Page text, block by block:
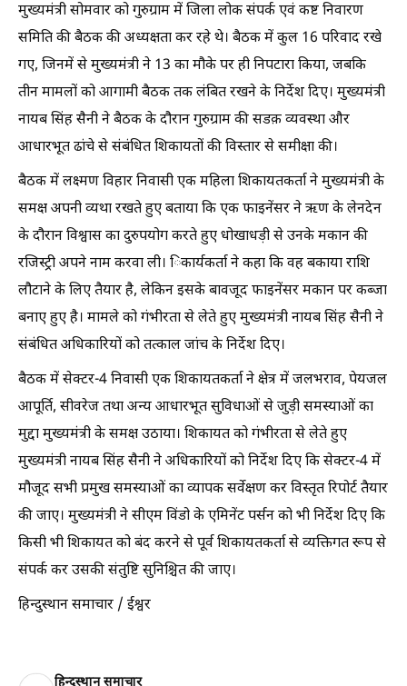
मुख्यमंत्री सोमवार को गुरुग्राम में जिला लोक संपर्क एवं कष्ट निवारण
समिति की बैठक की अध्यक्षता कर रहे थे। बैठक में कुल 16 परिवाद रखे
गए, जिनमें से मुख्यमंत्री ने 13 का मौके पर ही निपटारा किया, जबकि
तीन मामलों को आगामी बैठक तक लंबित रखने के निर्देश दिए। मुख्यमंत्री
नायब सिंह सैनी ने बैठक के दौरान गुरुग्राम की सडक़ व्यवस्था और
आधारभूत ढांचे से संबंधित शिकायतों की विस्तार से समीक्षा की।
बैठक में लक्ष्मण विहार निवासी एक महिला शिकायतकर्ता ने मुख्यमंत्री के
समक्ष अपनी व्यथा रखते हुए बताया कि एक फाइनेंसर ने ऋण के लेनदेन
के दौरान विश्वास का दुरुपयोग करते हुए धोखाधड़ी से उनके मकान की
रजिस्ट्री अपने नाम करवा ली। िकार्यकर्ता ने कहा कि वह बकाया राशि
लौटाने के लिए तैयार है, लेकिन इसके बावजूद फाइनेंसर मकान पर कब्जा
बनाए हुए है। मामले को गंभीरता से लेते हुए मुख्यमंत्री नायब सिंह सैनी ने
संबंधित अधिकारियों को तत्काल जांच के निर्देश दिए।
बैठक में सेक्टर-4 निवासी एक शिकायतकर्ता ने क्षेत्र में जलभराव, पेयजल
आपूर्ति, सीवरेज तथा अन्य आधारभूत सुविधाओं से जुड़ी समस्याओं का
मुद्दा मुख्यमंत्री के समक्ष उठाया। शिकायत को गंभीरता से लेते हुए
मुख्यमंत्री नायब सिंह सैनी ने अधिकारियों को निर्देश दिए कि सेक्टर-4 में
मौजूद सभी प्रमुख समस्याओं का व्यापक सर्वेक्षण कर विस्तृत रिपोर्ट तैयार
की जाए। मुख्यमंत्री ने सीएम विंडो के एमिनेंट पर्सन को भी निर्देश दिए कि
किसी भी शिकायत को बंद करने से पूर्व शिकायतकर्ता से व्यक्तिगत रूप से
संपर्क कर उसकी संतुष्टि सुनिश्चित की जाए।
हिन्दुस्थान समाचार / ईश्वर